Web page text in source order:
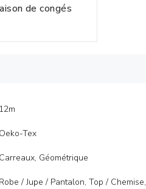
de congés
12m
Oeko-Tex
Carreaux, Géométrique
Robe / Jupe / Pantalon, Top / Chemise,